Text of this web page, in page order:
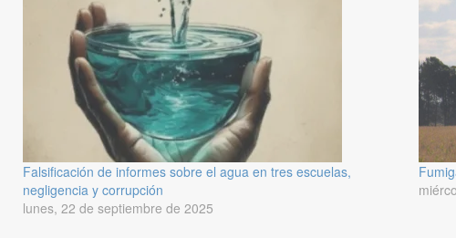
Falsificación de informes sobre el agua en tres escuelas,
negligencia y corrupción
lunes, 22 de septiembre de 2025